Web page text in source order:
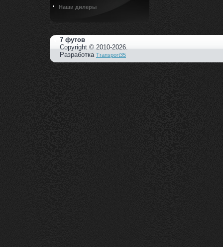
Наши дилеры
7 футов
Copyright © 2010-2026.
Разработка Transport35